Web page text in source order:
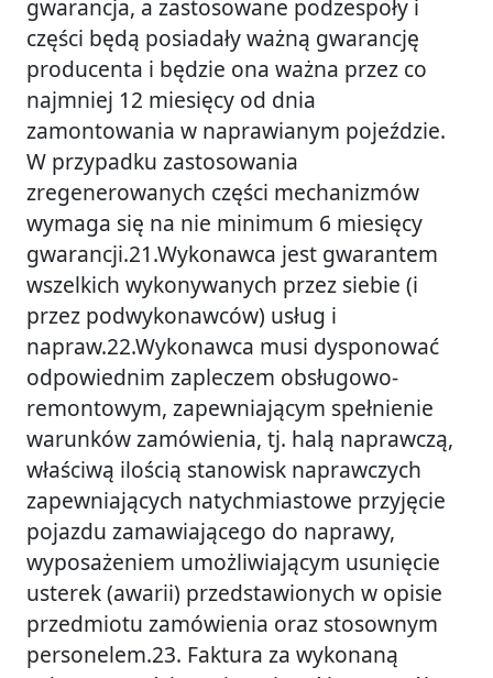
gwarancja, a zastosowane podzespoły i
części będą posiadały ważną gwarancję
producenta i będzie ona ważna przez co
najmniej 12 miesięcy od dnia
zamontowania w naprawianym pojeździe.
W przypadku zastosowania
zregenerowanych części mechanizmów
wymaga się na nie minimum 6 miesięcy
gwarancji.21.Wykonawca jest gwarantem
wszelkich wykonywanych przez siebie (i
przez podwykonawców) usług i
napraw.22.Wykonawca musi dysponować
odpowiednim zapleczem obsługowo-
remontowym, zapewniającym spełnienie
warunków zamówienia, tj. halą naprawczą,
właściwą ilością stanowisk naprawczych
zapewniających natychmiastowe przyjęcie
pojazdu zamawiającego do naprawy,
wyposażeniem umożliwiającym usunięcie
usterek (awarii) przedstawionych w opisie
przedmiotu zamówienia oraz stosownym
personelem.23. Faktura za wykonaną